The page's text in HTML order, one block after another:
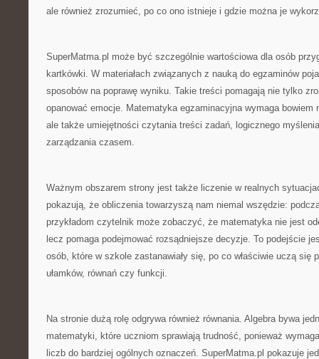
ale również zrozumieć, po co ono istnieje i gdzie można je
SuperMatma.pl może być szczególnie wartościowa dla osób
kartkówki. W materiałach związanych z nauką do egzaminów
sposobów na poprawę wyniku. Takie treści pomagają nie tylko
opanować emocje. Matematyka egzaminacyjna wymaga bowiem
ale także umiejętności czytania treści zadań, logicznego
zarządzania czasem.
Ważnym obszarem strony jest także liczenie w realnych
pokazują, że obliczenia towarzyszą nam niemal wszędzie:
przykładom czytelnik może zobaczyć, że matematyka nie jest
lecz pomaga podejmować rozsądniejsze decyzje. To podejście
osób, które w szkole zastanawiały się, po co właściwie uczą się
ułamków, równań czy funkcji.
Na stronie dużą rolę odgrywa również równania. Algebra bywa
matematyki, które uczniom sprawiają trudność, ponieważ
liczb do bardziej ogólnych oznaczeń. SuperMatma.pl pokazuje